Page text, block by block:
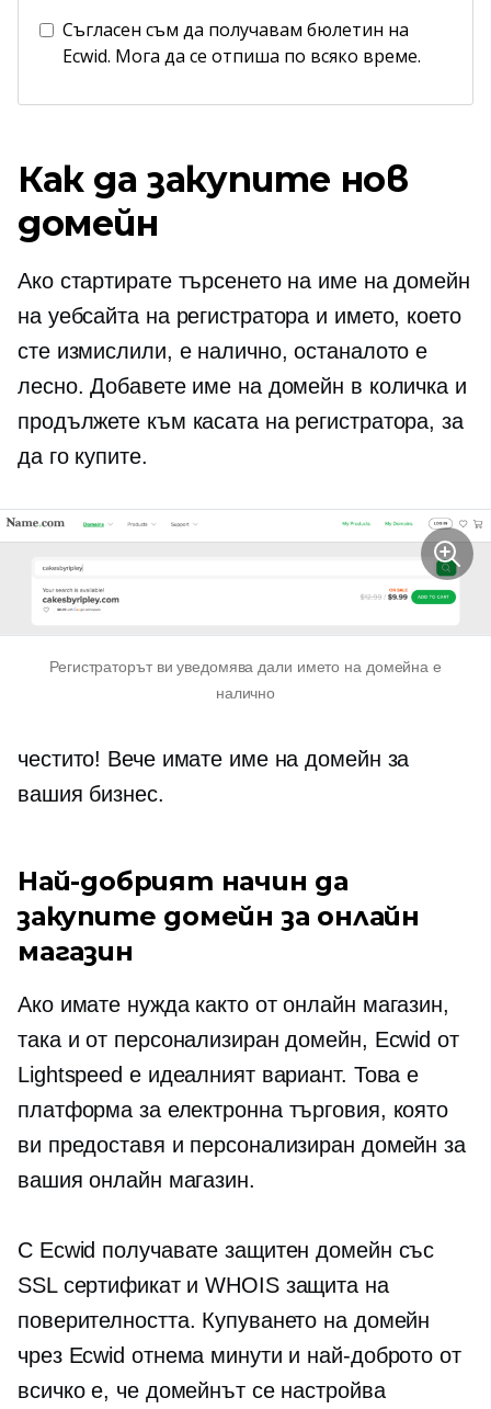
Съгласен съм да получавам бюлетин на
Ecwid. Мога да се отпиша по всяко време.
Как да закупите нов
домейн
Ако стартирате търсенето на име на домейн
на уебсайта на регистратора и името, което
сте измислили, е налично, останалото е
лесно. Добавете име на домейн в количка и
продължете към касата на регистратора, за
да го купите.
Регистраторът ви уведомява дали името на домейна е
налично
честито! Вече имате име на домейн за
вашия бизнес.
Най-добрият начин да
закупите домейн за онлайн
магазин
Ако имате нужда както от онлайн магазин,
така и от персонализиран домейн, Ecwid от
Lightspeed е идеалният вариант. Това е
платформа за електронна търговия, която
ви предоставя и персонализиран домейн за
вашия онлайн магазин.
С Ecwid получавате защитен домейн със
SSL сертификат и WHOIS защита на
поверителността. Купуването на домейн
чрез Ecwid отнема минути и най-доброто от
всичко е, че домейнът се настройва